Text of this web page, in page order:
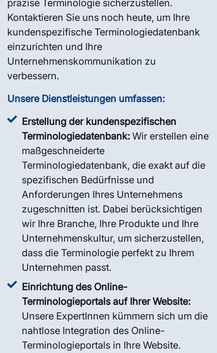
präzise Terminologie sicherzustellen.
Kontaktieren Sie uns noch heute, um Ihre
kundenspezifische Terminologiedatenbank
einzurichten und Ihre
Unternehmenskommunikation zu
verbessern.
Unsere Dienstleistungen umfassen:
Erstellung der kundenspezifischen
Terminologiedatenbank: Wir erstellen eine
maßgeschneiderte
Terminologiedatenbank, die exakt auf die
spezifischen Bedürfnisse und
Anforderungen Ihres Unternehmens
zugeschnitten ist. Dabei berücksichtigen
wir Ihre Branche, Ihre Produkte und Ihre
Unternehmenskultur, um sicherzustellen,
dass die Terminologie perfekt zu Ihrem
Unternehmen passt.
Einrichtung des Online-
Terminologieportals auf Ihrer Website:
Unsere ExpertInnen kümmern sich um die
nahtlose Integration des Online-
Terminologieportals in Ihre Website.